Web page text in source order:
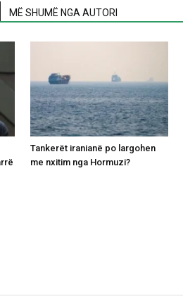
MË SHUMË NGA AUTORI
Tankerët iranianë po largohen
me nxitim nga Hormuzi?